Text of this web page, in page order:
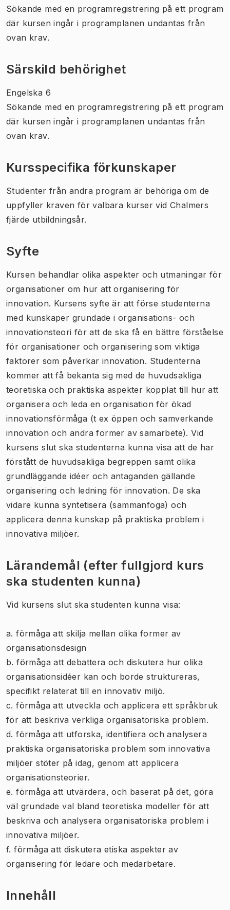
Sökande med en programregistrering på ett program
där kursen ingår i programplanen undantas från
ovan krav.
Särskild behörighet
Engelska 6
Sökande med en programregistrering på ett program
där kursen ingår i programplanen undantas från
ovan krav.
Kursspecifika förkunskaper
Studenter från andra program är behöriga om de
uppfyller kraven för valbara kurser vid Chalmers
fjärde utbildningsår.
Syfte
Kursen behandlar olika aspekter och utmaningar för
organisationer om hur att organisering för
innovation. Kursens syfte är att förse studenterna
med kunskaper grundade i organisations- och
innovationsteori för att de ska få en bättre förståelse
för organisationer och organisering som viktiga
faktorer som påverkar innovation. Studenterna
kommer att få bekanta sig med de huvudsakliga
teoretiska och praktiska aspekter kopplat till hur att
organisera och leda en organisation för ökad
innovationsförmåga (t ex öppen och samverkande
innovation och andra former av samarbete). Vid
kursens slut ska studenterna kunna visa att de har
förstått de huvudsakliga begreppen samt olika
grundläggande idéer och antaganden gällande
organisering och ledning för innovation. De ska
vidare kunna syntetisera (sammanfoga) och
applicera denna kunskap på praktiska problem i
innovativa miljöer.
Lärandemål (efter fullgjord kurs
ska studenten kunna)
Vid kursens slut ska studenten kunna visa:
a. förmåga att skilja mellan olika former av
organisationsdesign
b. förmåga att debattera och diskutera hur olika
organisationsidéer kan och borde struktureras,
specifikt relaterat till en innovativ miljö.
c. förmåga att utveckla och applicera ett språkbruk
för att beskriva verkliga organisatoriska problem.
d. förmåga att utforska, identifiera och analysera
praktiska organisatoriska problem som innovativa
miljöer stöter på idag, genom att applicera
organisationsteorier.
e. förmåga att utvärdera, och baserat på det, göra
väl grundade val bland teoretiska modeller för att
beskriva och analysera organisatoriska problem i
innovativa miljöer.
f. förmåga att diskutera etiska aspekter av
organisering för ledare och medarbetare.
Innehåll